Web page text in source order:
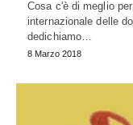
Cosa c'è di meglio
internazionale delle
dedichiamo…
8 Marzo 2018